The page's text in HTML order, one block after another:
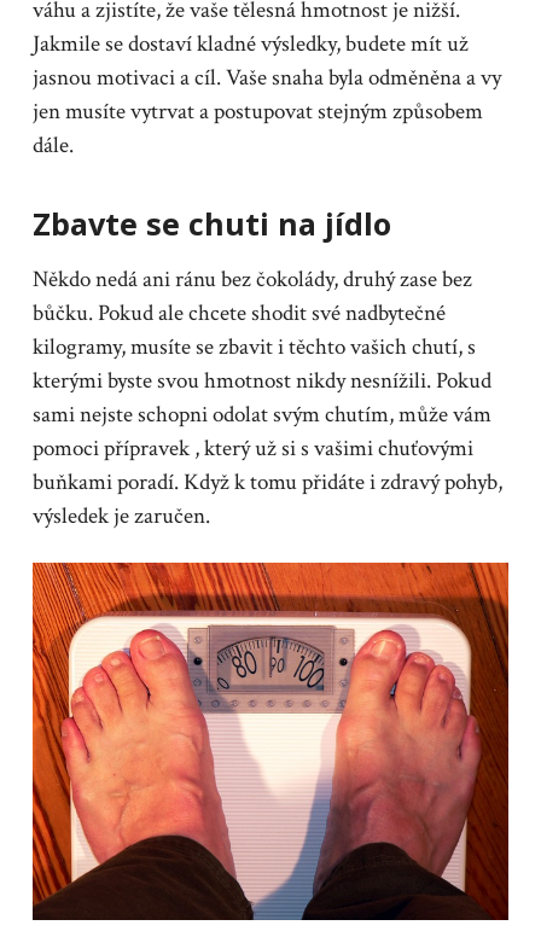
váhu a zjistíte, že vaše tělesná hmotnost je nižší.
Jakmile se dostaví kladné výsledky, budete mít už
jasnou motivaci a cíl. Vaše snaha byla odměněna a vy
jen musíte vytrvat a postupovat stejným způsobem
dále.
Zbavte se chuti na jídlo
Někdo nedá ani ránu bez čokolády, druhý zase bez
bůčku. Pokud ale chcete shodit své nadbytečné
kilogramy, musíte se zbavit i těchto vašich chutí, s
kterými byste svou hmotnost nikdy nesnížili. Pokud
sami nejste schopni odolat svým chutím, může vám
pomoci přípravek, který už si s vašimi chuťovými
buňkami poradí. Když k tomu přidáte i zdravý pohyb,
výsledek je zaručen.